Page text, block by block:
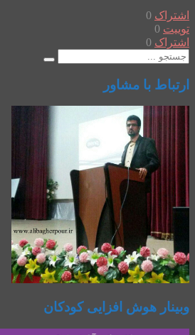
اشتراک 0
توییت 0
اشتراک 0
ارتباط با مشاور
وبینار هوش افزایی کودکان